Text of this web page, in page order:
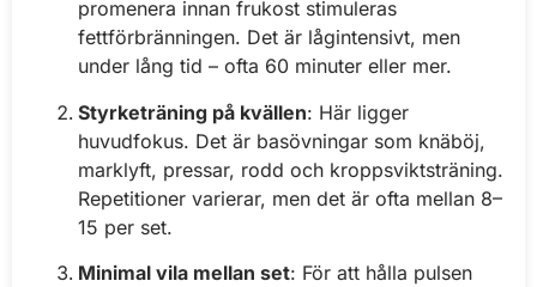
promenera innan frukost stimuleras
fettförbränningen. Det är lågintensivt, men
under lång tid – ofta 60 minuter eller mer.
Styrketräning på kvällen: Här ligger
huvudfokus. Det är basövningar som knäböj,
marklyft, pressar, rodd och kroppsviktsträning.
Repetitioner varierar, men det är ofta mellan 8–
15 per set.
Minimal vila mellan set: För att hålla pulsen